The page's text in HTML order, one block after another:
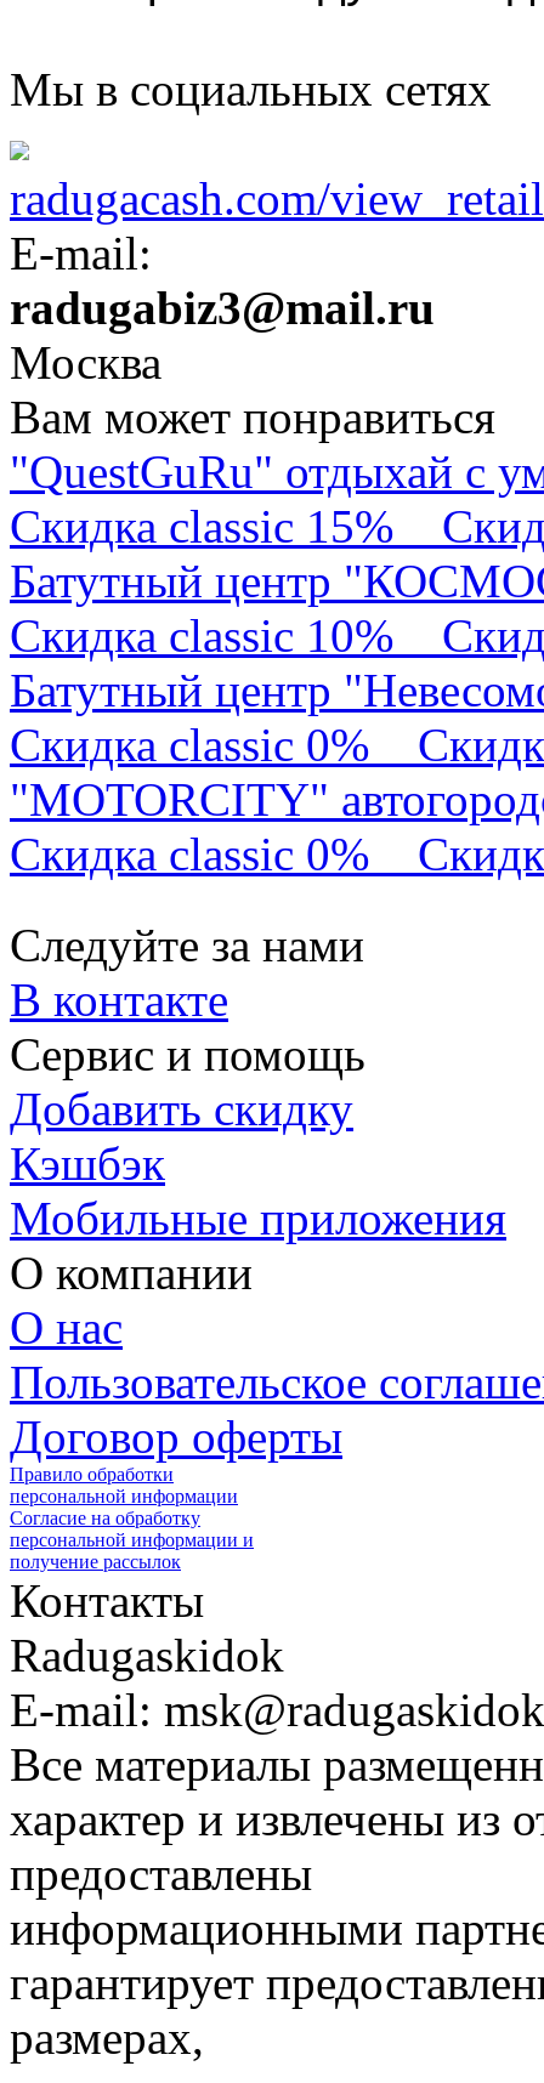
Мы в социальных сетях
radugacash.com/
E-mail:
radugabiz3@mail.ru
Москва
Вам может понравиться
"QuestGuRu" отдыхай с
Скидка classic 15%
Батутный центр
Скидка classic 10%
Батутный центр
Скидка classic 0%
"MOTORCITY"
Скидка classic 0%
Следуйте за нами
В контакте
Сервис и помощь
Добавить скидку
Кэшбэк
Мобильные приложения
О компании
О нас
Пользовательское
Договор оферты
Правило обработки
персональной информации
Согласие на обработку
персональной информации и
получение рассылок
Контакты
Radugaskidok
E-mail:
Все материалы
характер и извлечены из
предоставлены
информационными
гарантирует
размерах,